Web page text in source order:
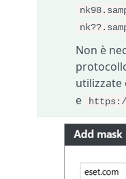
Non è
utilizzate
e